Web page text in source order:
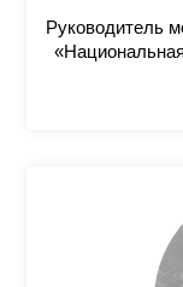
Руководитель